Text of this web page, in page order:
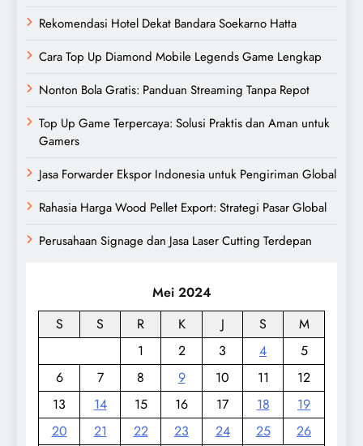
Rekomendasi Hotel Dekat Bandara Soekarno Hatta
Cara Top Up Diamond Mobile Legends Game Lengkap
Nonton Bola Gratis: Panduan Streaming Tanpa Repot
Top Up Game Terpercaya: Solusi Praktis dan Aman untuk
Gamers
Jasa Forwarder Ekspor Indonesia untuk Pengiriman Global
Rahasia Harga Wood Pellet Export: Strategi Pasar Global
Perusahaan Signage dan Jasa Laser Cutting Terdepan
Mei 2024
S
S R K J S
M
1
2 3 4
5
6
7 8 9 10 11
12
13
14 15 16 17 18
19
20
21 22 23 24 25
26